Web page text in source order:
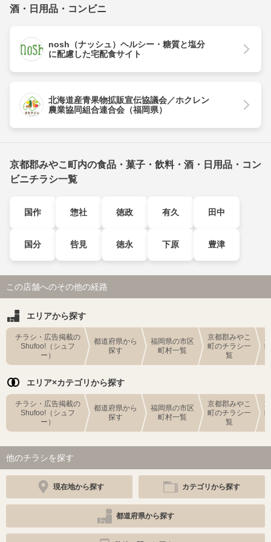
酒・日用品・コンビニ
nosh（ナッシュ）ヘルシー・糖質と塩分
に配慮した宅配食サイト
北海道産青果物拡販宣伝協議会／ホクレン
農業協同組合連合会（福岡県）
京都郡みやこ町内の食品・菓子・飲料・酒・日用品・コン
ビニチラシ一覧
国作 惣社 徳政 有久 田中
国分 呰見 徳永 下原 豊津
この店舗へのその他の経路
エリアから探す
チラシ・広告掲載の
Shufoo!（シュフ
ー）
都道府県から
探す
福岡県の市区
町村一覧
京都郡みやこ
町のチラシ一
覧
エリア×カテゴリから探す
チラシ・広告掲載の
Shufoo!（シュフ
ー）
都道府県から
探す
福岡県の市区
町村一覧
京都郡みやこ
町のチラシ一
覧
他のチラシを探す
現在地から探す カテゴリから探す
都道府県から探す